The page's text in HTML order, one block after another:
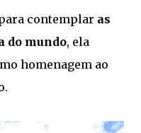
contemplar as
do mundo, ela
homenagem ao